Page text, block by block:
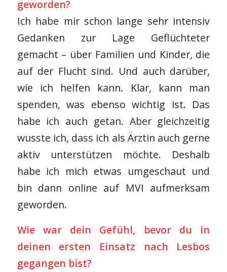
geworden?
Ich habe mir schon lange sehr intensiv
Gedanken zur Lage Geflüchteter
gemacht – über Familien und Kinder, die
auf der Flucht sind. Und auch darüber,
wie ich helfen kann. Klar, kann man
spenden, was ebenso wichtig ist. Das
habe ich auch getan. Aber gleichzeitig
wusste ich, dass ich als Ärztin auch gerne
aktiv unterstützen möchte. Deshalb
habe ich mich etwas umgeschaut und
bin dann online auf MVI aufmerksam
geworden.
Wie war dein Gefühl, bevor du in
deinen ersten Einsatz nach Lesbos
gegangen bist?